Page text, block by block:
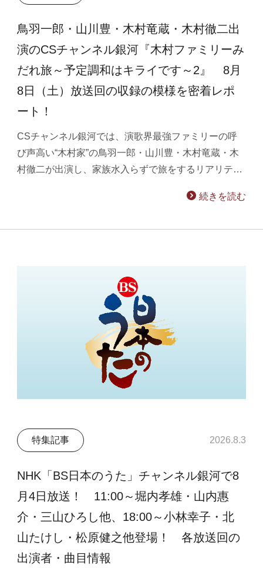
鳥羽一郎・山川豊・木村竜蔵・木村徹二出
演のCSチャンネル銀河『木村ファミリーみ
だれ旅～予定調和はキライです～2』 8月
8日（土）放送回の収録の模様を密着レポ
ート！
CSチャンネル銀河では、演歌界最強ファミリーの呼
び声高い“木村家”の鳥羽一郎・山川豊・木村竜蔵・木
村徹二が出演し、家族水入らずで旅をするリアリテ…
続きを読む
特集記事 2026.8.3
NHK「BS日本のうた」チャンネル銀河で8
月4日放送！ 11:00～堀内孝雄・山内惠
介・三山ひろし他、18:00～小林幸子・北
山たけし・松原健之他登場！ 各放送回の
出演者・曲目情報